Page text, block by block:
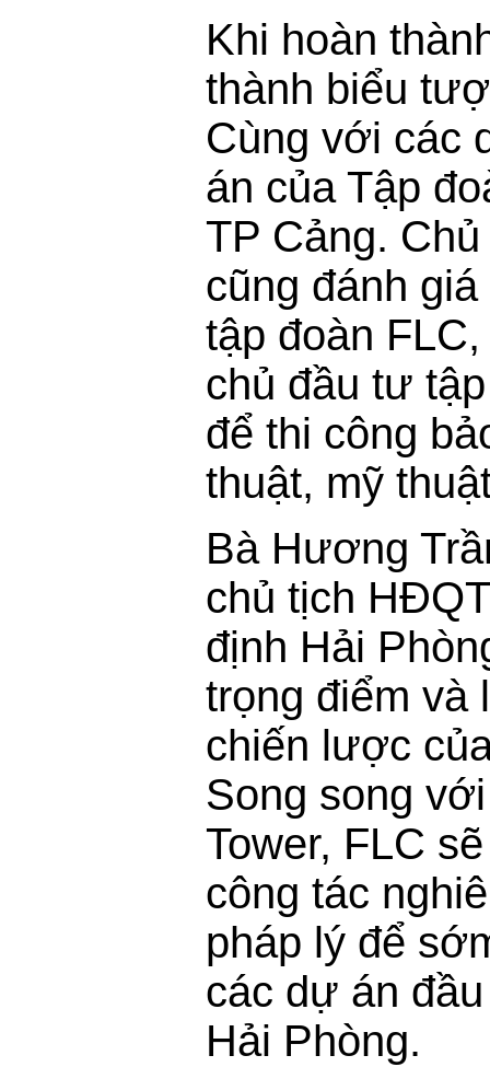
Khi hoàn
thành biểu
Cùng với các
án của Tập
TP Cảng.
cũng đánh
tập đoàn
chủ đầu tư
để thi công
thuật, mỹ
Bà Hương
chủ tịch
định Hải
trọng điểm và
chiến lược
Song song
Tower, FLC
công tác
pháp lý để
các dự án
Hải Phòng.